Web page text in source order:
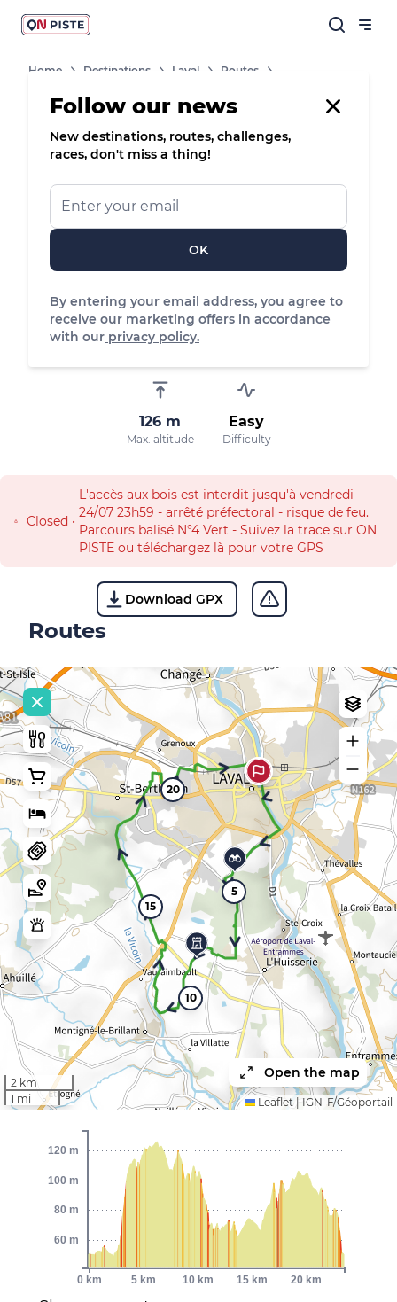
Follow our news
New destinations, routes, challenges,
races, don't miss a thing!
OK
By entering your email address, you agree to
receive our marketing offers in accordance
with our privacy policy.
Home Destinations Laval
Routes
4 Gravel bike
Le train des
Mines
La Halte Fluviale, Laval
23.49 km 178 m
126 m
Max. altitude
Easy
Difficulty
Closed •
L'accès aux bois est interdit jusqu'à vendredi
24/07 23h59 - arrêté préfectoral - risque de feu.
Parcours balisé N°4 Vert - Suivez la trace sur ON
PISTE ou téléchargez là pour votre GPS
Download GPX
Routes
5
10
15
20
2 km
1 mi
Open the map
Leaflet IGN-F/Géoportail
0 km 5 km 10 km 15 km 20 km
60 m
80 m
100 m
120 m